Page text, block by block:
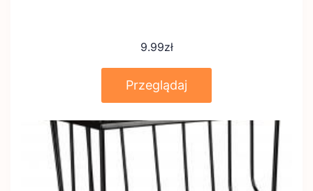
9.99zł
Przeglądaj